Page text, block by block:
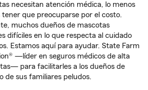
necesitan atención médica, lo menos
tener que preocuparse por el costo.
muchos dueños de mascotas
difíciles en lo que respecta al cuidado
Estamos aquí para ayudar. State Farm
—líder en seguros médicos de alta
para facilitarles a los dueños de
de sus familiares peludos.